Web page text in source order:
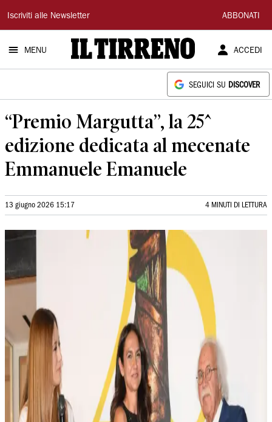
Il
Tirreno
Iscriviti alle Newsletter ABBONATI
MENU ACCEDI
SEGUICI SU DISCOVER
“Premio Margutta”, la 25^
edizione dedicata al mecenate
Emmanuele Emanuele
13 giugno 2026 15:17 4 MINUTI DI LETTURA